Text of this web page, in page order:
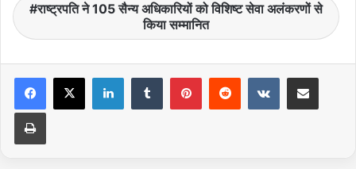
राष्ट्रपति ने 105 सैन्य अधिकारियों को विशिष्ट सेवा अलंकरणों से
किया सम्मानित